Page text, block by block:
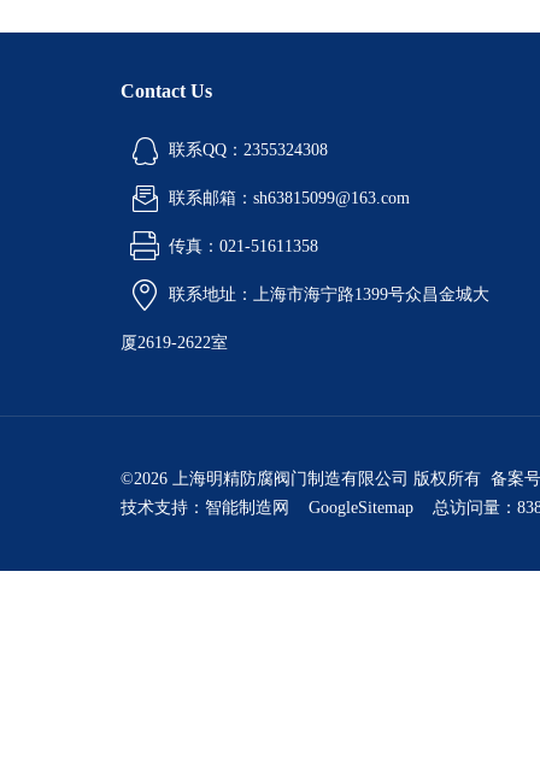
Contact Us
联系QQ：2355324308
联系邮箱：sh63815099@163.com
传真：021-51611358
联系地址：上海市海宁路1399号众昌金城大
厦2619-2622室
©2026 上海明精防腐阀门制造有限公司 版权所有 备案
技术支持： 智能制造网 GoogleSitemap 总访问量：